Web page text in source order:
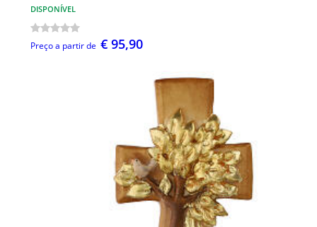
DISPONÍVEL
Preço a partir de € 95,90